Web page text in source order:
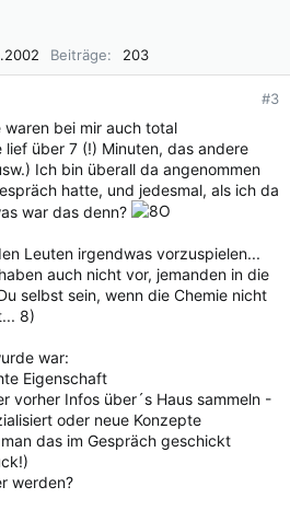
Beiträge 203
#3
waren bei mir auch total
lief über 7 (!) Minuten, das andere
Ich bin überall da angenommen
hatte, und jedesmal, als ich da
war das denn?
Leuten irgendwas vorzuspielen...
auch nicht vor, jemanden in die
selbst sein, wenn die Chemie nicht
8)
war:
Eigenschaft
vorher Infos über´s Haus sammeln -
oder neue Konzepte
das im Gespräch geschickt
werden?